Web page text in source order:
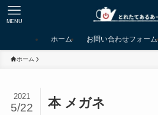
MENU
ホーム お問い合わせフォーム
ホーム
本 メガネ
2021
5/22